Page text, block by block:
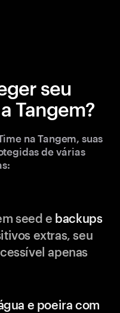
seu
Tangem?
na Tangem, suas
de várias
seed e backups
extras, seu
apenas
e poeira com